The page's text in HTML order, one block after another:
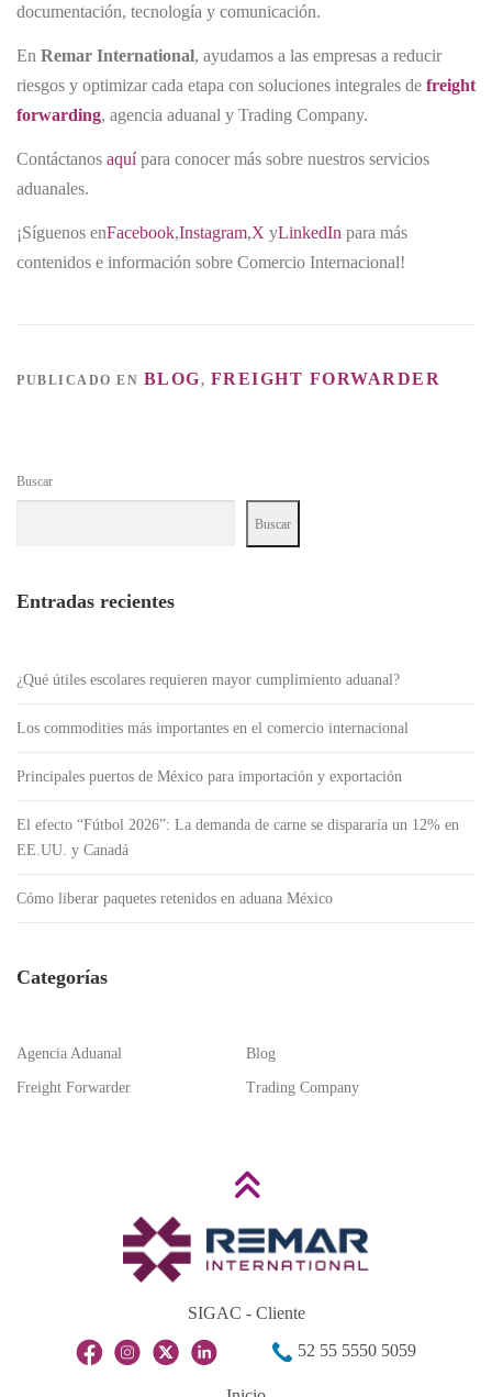
documentación, tecnología y comunicación.
En Remar International, ayudamos a las empresas a reducir
riesgos y optimizar cada etapa con soluciones integrales de freight
forwarding, agencia aduanal y Trading Company.
Contáctanos aquípara conocer más sobre nuestros servicios
aduanales.
¡Síguenos enFacebook,Instagram,X yLinkedIn para más
contenidos e información sobre Comercio Internacional!
PUBLICADO EN BLOG, FREIGHT FORWARDER
Buscar
Buscar
Entradas recientes
¿Qué útiles escolares requieren mayor cumplimiento aduanal?
Los commodities más importantes en el comercio internacional
Principales puertos de México para importación y exportación
El efecto “Fútbol 2026”: La demanda de carne se dispararía un 12% en
EE.UU. y Canadá
Cómo liberar paquetes retenidos en aduana México
Categorías
Agencia Aduanal Blog
Freight Forwarder Trading Company
SIGAC - Cliente
52 55 5550 5059